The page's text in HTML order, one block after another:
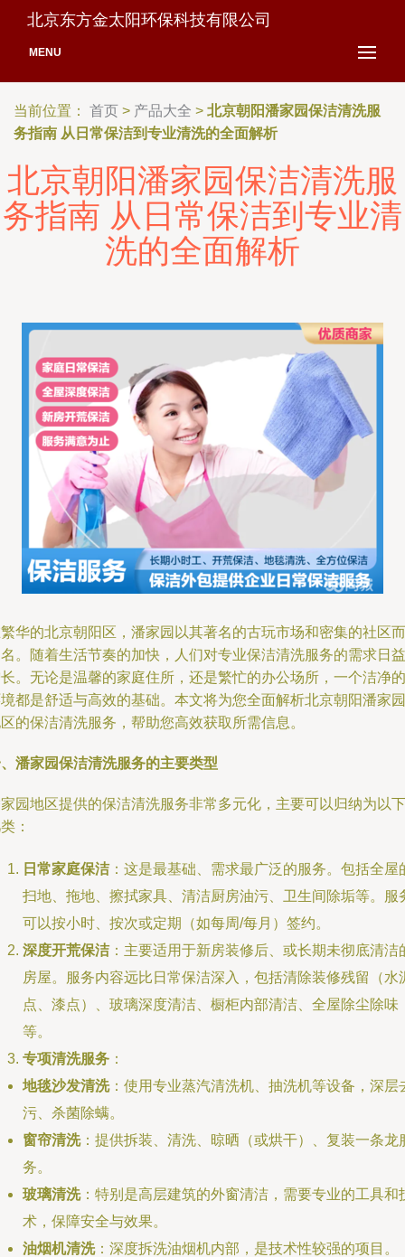
北京东方金太阳环保科技有限公司
MENU
当前位置： 首页 > 产品大全 > 北京朝阳潘家园保洁清洗服
务指南 从日常保洁到专业清洗的全面解析
北京朝阳潘家园保洁清洗服
务指南 从日常保洁到专业清
洗的全面解析
华的北京朝阳区，潘家园以其著名的古玩市场和密集的社区而
。随着生活节奏的加快，人们对专业保洁清洗服务的需求日益
。无论是温馨的家庭住所，还是繁忙的办公场所，一个洁净的
都是舒适与高效的基础。本文将为您全面解析北京朝阳潘家园
的保洁清洗服务，帮助您高效获取所需信息。
潘家园保洁清洗服务的主要类型
园地区提供的保洁清洗服务非常多元化，主要可以归纳为以下
：
日常家庭保洁：这是最基础、需求最广泛的服务。包括全屋
扫地、拖地、擦拭家具、清洁厨房油污、卫生间除垢等。服
可以按小时、按次或定期（如每周/每月）签约。
深度开荒保洁：主要适用于新房装修后、或长期未彻底清洁
房屋。服务内容远比日常保洁深入，包括清除装修残留（水
点、漆点）、玻璃深度清洁、橱柜内部清洁、全屋除尘除味
等。
专项清洗服务 ：
地毯沙发清洗：使用专业蒸汽清洗机、抽洗机等设备，深层
污、杀菌除螨。
窗帘清洗：提供拆装、清洗、晾晒（或烘干）、复装一条龙
务。
玻璃清洗：特别是高层建筑的外窗清洁，需要专业的工具和
术，保障安全与效果。
油烟机清洗：深度拆洗油烟机内部，是技术性较强的项目。